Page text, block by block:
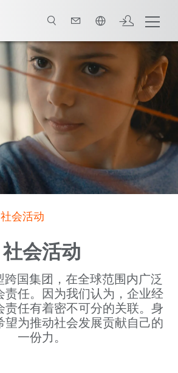
协会合作
社会活动
社会活动
跨国集团，在全球范围内广泛
责任。因为我们认为，企业经
责任有着密不可分的关联。身
望为推动社会发展贡献自己的
一份力。